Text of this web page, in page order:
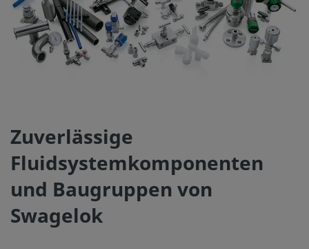
Zuverlässige
Fluidsystemkomponenten
und Baugruppen von
Swagelok